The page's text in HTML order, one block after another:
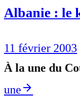
Albanie : le
11 février 2003
À la une du
une